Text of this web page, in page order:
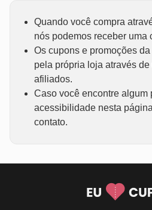
Quando você compra
nós podemos receber uma
Os cupons e promoções
pela própria loja através
afiliados.
Caso você encontre algum
acessibilidade nesta
contato.